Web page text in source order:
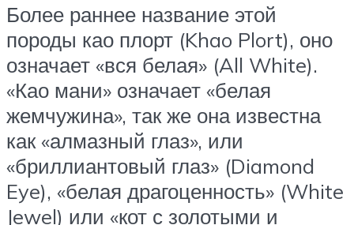
Более раннее название этой
породы као плорт (Khao Plort), оно
означает «вся белая» (All White).
«Као мани» означает «белая
жемчужина», так же она известна
как «алмазный глаз», или
«бриллиантовый глаз» (Diamond
Eye), «белая драгоценность» (White
Jewel) или «кот с золотыми и